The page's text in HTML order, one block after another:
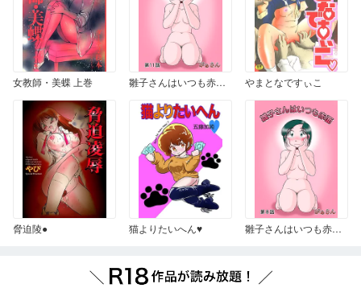
女教師・美蝶 上巻 雛子さんはいつも赤面 11 やまとなですぃこ
脅迫陵● 猫よりたいへん♥ 雛子さんはいつも赤面 8